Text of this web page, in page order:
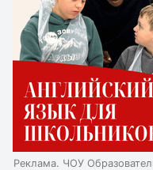
Реклама. ЧОУ